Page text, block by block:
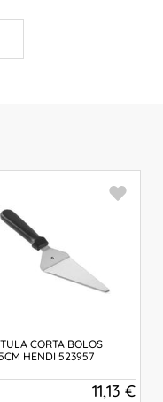
CORTA BOLOS
HENDI 523957
11,13 €